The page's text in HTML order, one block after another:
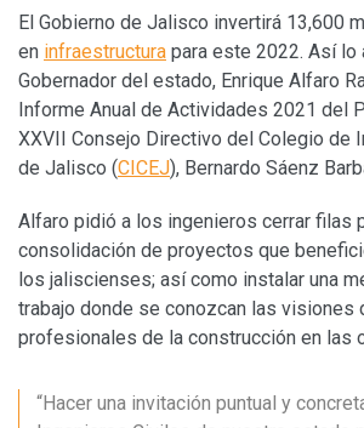
El Gobierno de Jalisco invertirá 13,600
en infraestructura para este 2022. Así lo
Gobernador del estado, Enrique Alfaro
Informe Anual de Actividades 2021 del
XXVII Consejo Directivo del Colegio de
de Jalisco (CICEJ), Bernardo Sáenz
Alfaro pidió a los ingenieros cerrar filas
consolidación de proyectos que
los jaliscienses; así como instalar una
trabajo donde se conozcan las visiones
profesionales de la construcción en las
“Hacer una invitación puntual y